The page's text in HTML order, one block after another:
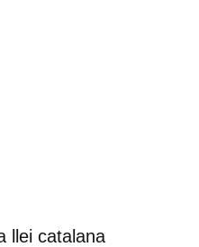
llei catalana